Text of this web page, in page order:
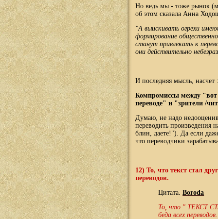
Но ведь мы - тоже рынок
об этом сказала Анна
"А выискивать огрехи
формирование
станут привлекать к
они действительно
И последняя мысль, насчет :
Компромиссы между "вот
переводе" и "зрители /
Думаю, не надо
переводить произведения
блин, даете!"). Да если
что переводчики
12) То, что текст стал
переводов.
Цитата.Boroda
То, что " ТЕКСТ
беда всех